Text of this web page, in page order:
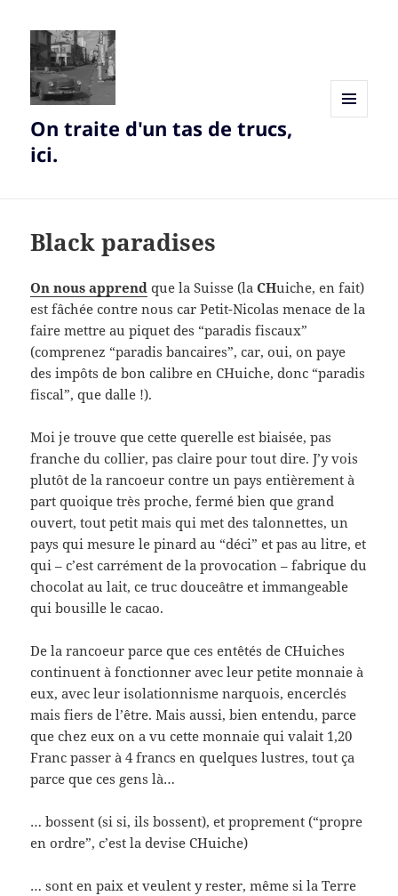
On traite d'un tas de trucs,
ici.
Black paradises
On nous apprend que la Suisse (laCHuiche, en fait)
est fâchée contre nous car Petit-Nicolas menace de la
faire mettre au piquet des “paradis fiscaux”
(comprenez “paradis bancaires”, car, oui, on paye
des impôts de bon calibre en CHuiche, donc “paradis
fiscal”, que dalle !).
Moi je trouve que cette querelle est biaisée, pas
franche du collier, pas claire pour tout dire. J’y vois
plutôt de la rancoeur contre un pays entièrement à
part quoique très proche, fermé bien que grand
ouvert, tout petit mais qui met des talonnettes, un
pays qui mesure le pinard au “déci” et pas au litre, et
qui – c’est carrément de la provocation – fabrique du
chocolat au lait, ce truc douceâtre et immangeable
qui bousille le cacao.
De la rancoeur parce que ces entêtés de CHuiches
continuent à fonctionner avec leur petite monnaie à
eux, avec leur isolationnisme narquois, encerclés
mais fiers de l’être. Mais aussi, bien entendu, parce
que chez eux on a vu cette monnaie qui valait 1,20
Franc passer à 4 francs en quelques lustres, tout ça
parce que ces gens là…
… bossent (si si, ils bossent), et proprement (“propre
en ordre”, c’est la devise CHuiche)
… sont en paix et veulent y rester, même si la Terre